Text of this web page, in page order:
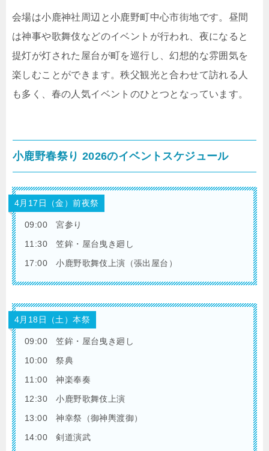
会場は小鹿神社周辺と小鹿野町中心市街地です。昼間
は神事や歌舞伎などのイベントが行われ、夜になると
提灯が灯された屋台が町を巡行し、幻想的な雰囲気を
楽しむことができます。秩父観光と合わせて訪れる人
も多く、春の人気イベントのひとつとなっています。
小鹿野春祭り 2026のイベントスケジュール
4月17日（金）前夜祭
09:00 宮参り
11:30 笠鉾・屋台曳き廻し
17:00 小鹿野歌舞伎上演（張出屋台）
4月18日（土）本祭
09:00 笠鉾・屋台曳き廻し
10:00 祭典
11:00 神楽奉奏
12:30 小鹿野歌舞伎上演
13:00 神幸祭（御神輿渡御）
14:00 剣道演武